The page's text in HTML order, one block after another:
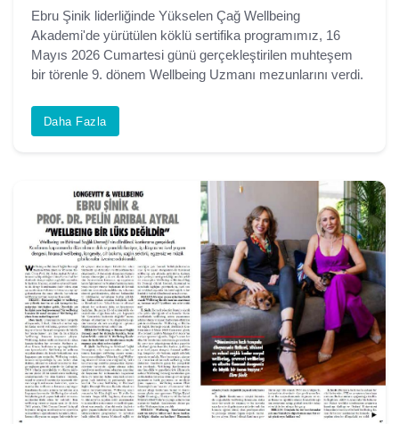
Ebru Şinik liderliğinde Yükselen Çağ Wellbeing
Akademi'de yürütülen köklü sertifika programımız, 16
Mayıs 2026 Cumartesi günü gerçekleştirilen muhteşem
bir törenle 9. dönem Wellbeing Uzmanı mezunlarını verdi.
Daha Fazla